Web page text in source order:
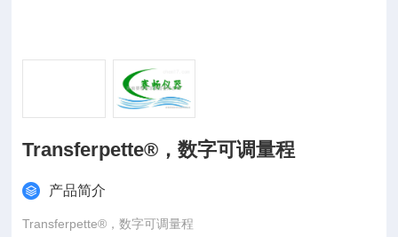
Transferpette®，数字可调量程
产品简介
Transferpette®，数字可调量程